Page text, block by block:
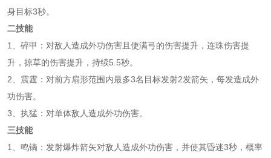
身目标3秒。
二技能
1、碎甲：对敌人造成外功伤害且使满弓的伤害提升，连珠伤害提
升，掠草的伤害提升，持续5.5秒。
2、震霆：对前方扇形范围内最多3名目标发射2发箭矢，每发造成外
功伤害。
3、执猛：对单体敌人造成外功伤害。
三技能
1、鸣镝：发射爆炸箭矢对敌人造成外功伤害，并使其昏迷3秒，概率